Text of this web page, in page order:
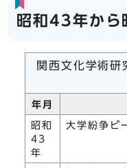
昭和43年から
関西文化学術
年月
昭和
43
年
大学紛争ピ